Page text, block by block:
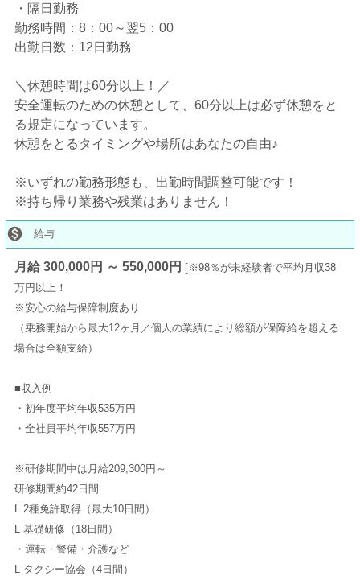
・隔日勤務
勤務時間：8：00～翌5：00
出勤日数：12日勤務
＼休憩時間は60分以上！／
安全運転のための休憩として、60分以上は必ず休憩をと
る規定になっています。
休憩をとるタイミングや場所はあなたの自由♪
※いずれの勤務形態も、出勤時間調整可能です！
※持ち帰り業務や残業はありません！
 給与
月給 300,000円 ～ 550,000円
※98％が未経験者で平均月収38
万円以上！
※安心の給与保障制度あり
（乗務開始から最大12ヶ月／個人の業績により総額が保障給を超える
場合は全額支給）
■収入例
・初年度平均年収535万円
・全社員平均年収557万円
※研修期間中は月給209,300円～
研修期間約42日間
L 2種免許取得（最大10日間）
L 基礎研修（18日間）
・運転・警備・介護など
L タクシー協会（4日間）